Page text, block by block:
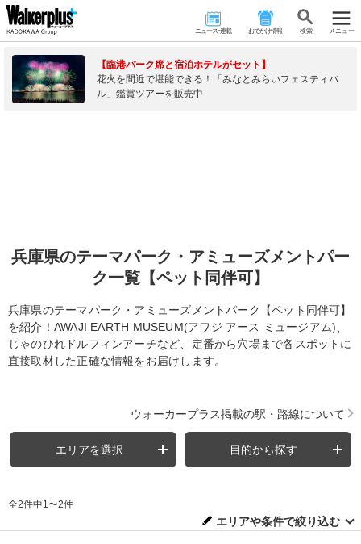
ニュース･連載 おでかけ情報 検 索 メニュー
【臨港パーク席と宿泊ホテルがセット】
花火を間近で堪能できる！「みなとみらいフェスティバ
ル」鑑賞ツアーを販売中
兵庫県のテーマパーク・アミューズメントパー
ク一覧【ペット同伴可】
兵庫県のテーマパーク・アミューズメントパーク【ペット同伴可】
を紹介！AWAJI EARTH MUSEUM(アワジ アース ミュージアム)、
じゃのひれドルフィンアーチなど、定番から穴場まで各スポットに
直接取材した正確な情報をお届けします。
ウォーカープラス掲載の駅・路線について
エリアを選択 目的から探す
全2件中1〜2件
エリアや条件で絞り込む